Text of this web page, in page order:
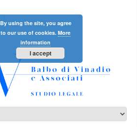
By using the site, you agree
to our use of cookies. More
information
I accept